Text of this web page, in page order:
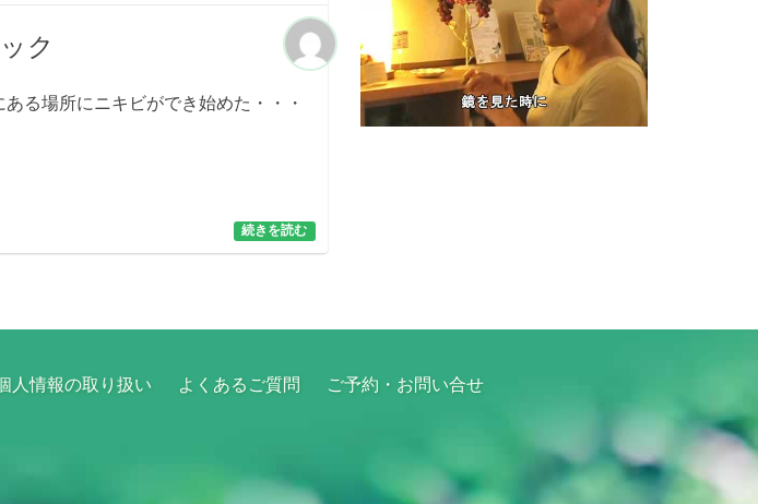
ク
る場所にニキビができ始めた・・・
続きを読む
人情報の取り扱い よくあるご質問 ご予約・お問い合せ